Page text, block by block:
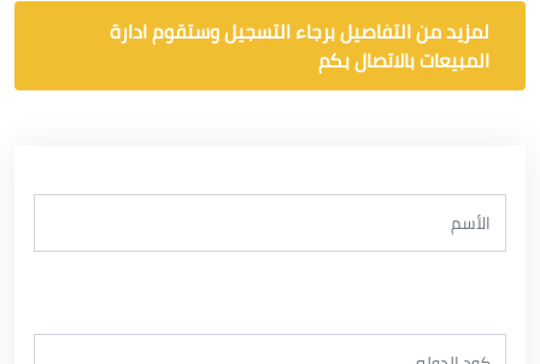
لمزيد من التفاصيل برجاء التسجيل وستقوم ادارة
المبيعات بالاتصال بكم